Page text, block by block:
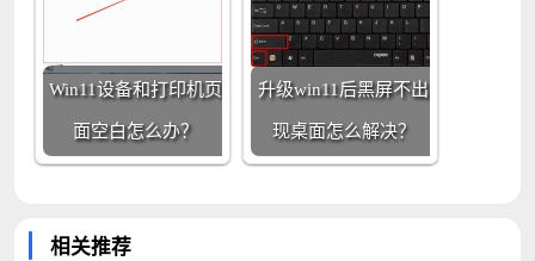
Win11设备和打印机页
面空白怎么办？
升级win11后黑屏不出
现桌面怎么解决？
相关推荐